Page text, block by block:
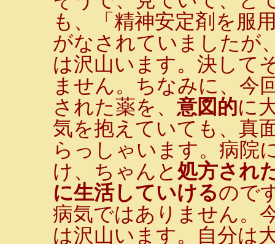
も、「精神安定剤を服
がなされていましたが
は沢山います。決して
ません。ちなみに、今
された薬を、 意図的に
気を抱えていても、真
らっしゃいます。病院
け、ちゃんと 処方され
に生活していけるので
病気ではありません。
は沢山います。自分は